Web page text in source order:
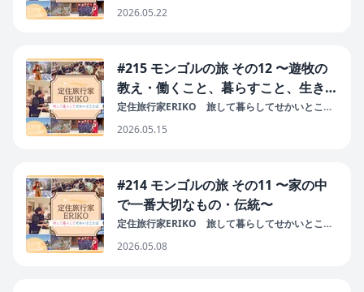
2026.05.22
#215 モンゴルの旅 その12 〜遊牧の
教え・働くこと、暮らすこと、生きる
こと〜
定住旅行家ERIKO 旅して暮らしてせかいとこと
2026.05.15
#214 モンゴルの旅 その11 〜家の中
で一番大切なもの・伝統〜
定住旅行家ERIKO 旅して暮らしてせかいとこと
2026.05.08